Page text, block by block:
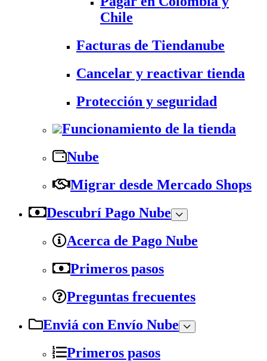
Chile
Facturas de Tiendanube
Cancelar y reactivar tienda
Protección y seguridad
Funcionamiento de la tienda
Nube
Migrar desde Mercado Shops
Descubrí Pago Nube
Acerca de Pago Nube
Primeros pasos
Preguntas frecuentes
Enviá con Envío Nube
Primeros pasos